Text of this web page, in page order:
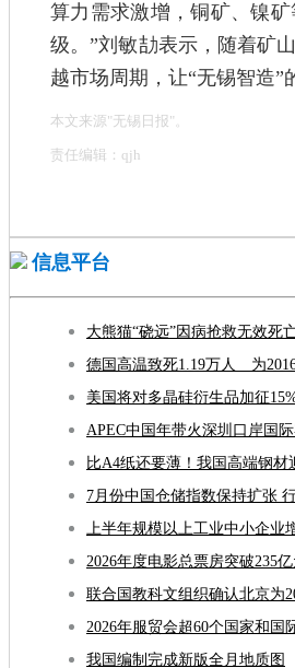
算力需求激增，铜矿、镍
级。”刘敏劼表示，随着矿
越市场周期，让“无锡智造”
本文来源"无锡日报"。
责任编辑：qjh
信息平台
美国将对多晶硅衍生品加征
APEC中国年带火深圳口岸国
2026年度电影总票房突破235亿
我国编制完成新版全月地质图